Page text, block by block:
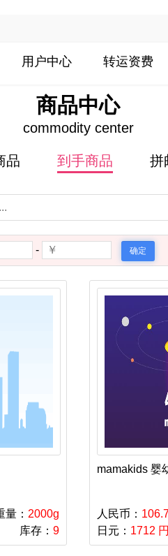
68元/kg~，关注微信公众号领取优惠券下
用户中心 转运资费
商品中心
commodity center
品 到手商品 拼
-
量： 2000g
库存： 9
mamakids 婴
人民币：
日元： 1712 円